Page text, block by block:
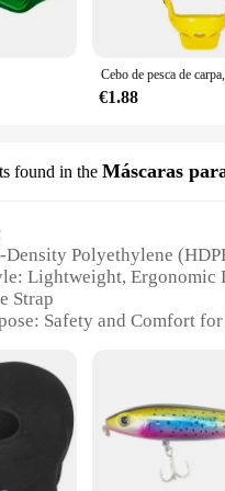
€1.88
found in the Máscaras
Polyethylene
Lightweight, Ergonomic
Strap
Safety and Comfort
Property: Impact
Includes Optional
Suitable for Men and